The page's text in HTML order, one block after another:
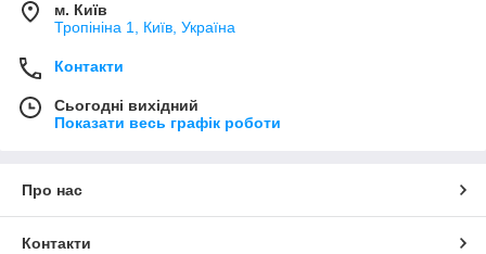
м. Київ
Тропініна 1, Київ, Україна
Контакти
Сьогодні вихідний
Показати весь графік роботи
Про нас
Контакти